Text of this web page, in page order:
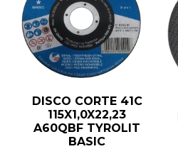
DISCO CORTE 41C
115X1,0X22,23
A60QBF TYROLIT
BASIC